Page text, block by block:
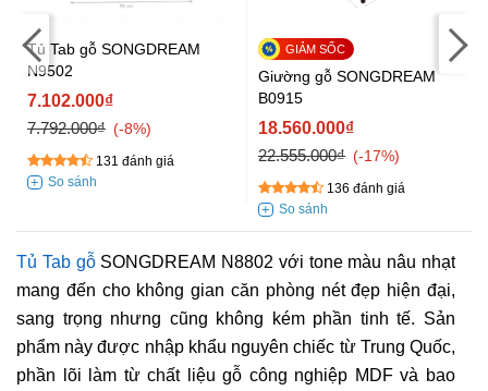
Tủ Tab gỗ SONGDREAM
N9502
7.102.000₫
7.792.000₫
-8%
131 đánh giá
Giường gỗ SONGDREAM
B0915
18.560.000₫
22.555.000₫
-17%
136 đánh giá
Tủ Tab gỗSONGDREAM N8802 với tone màu nâu nhạt
mang đến cho không gian căn phòng nét đẹp hiện đại,
sang trọng nhưng cũng không kém phần tinh tế. Sản
phẩm này được nhập khẩu nguyên chiếc từ Trung Quốc,
phần lõi làm từ chất liệu gỗ công nghiệp MDF và bao